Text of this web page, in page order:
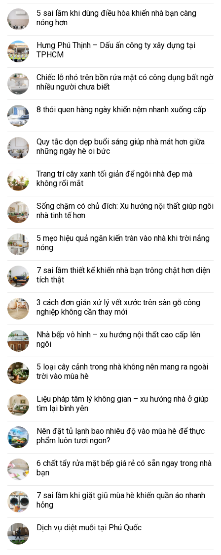
5 sai lầm khi dùng điều hòa khiến nhà bạn càng
nóng hơn
Hưng Phú Thịnh – Dấu ấn công ty xây dựng tại
TPHCM
Chiếc lỗ nhỏ trên bồn rửa mặt có công dụng bất ngờ
nhiều người chưa biết
8 thói quen hàng ngày khiến nệm nhanh xuống cấp
Quy tắc dọn dẹp buổi sáng giúp nhà mát hơn giữa
những ngày hè oi bức
Trang trí cây xanh tối giản để ngôi nhà đẹp mà
không rối mắt
Sống chậm có chủ đích: Xu hướng nội thất giúp ngôi
nhà tinh tế hơn
5 mẹo hiệu quả ngăn kiến tràn vào nhà khi trời nắng
nóng
7 sai lầm thiết kế khiến nhà bạn trông chật hơn diện
tích thật
3 cách đơn giản xử lý vết xước trên sàn gỗ công
nghiệp không cần thay mới
Nhà bếp vô hình – xu hướng nội thất cao cấp lên
ngôi
5 loại cây cảnh trong nhà không nên mang ra ngoài
trời vào mùa hè
Liệu pháp tâm lý không gian – xu hướng nhà ở giúp
tìm lại bình yên
Nên đặt tủ lạnh bao nhiêu độ vào mùa hè để thực
phẩm luôn tươi ngon?
6 chất tẩy rửa mặt bếp giá rẻ có sẵn ngay trong nhà
bạn
7 sai lầm khi giặt giũ mùa hè khiến quần áo nhanh
hỏng
Dịch vụ diệt muỗi tại Phú Quốc